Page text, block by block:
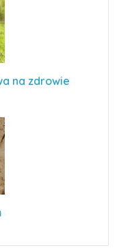
na zdrowie